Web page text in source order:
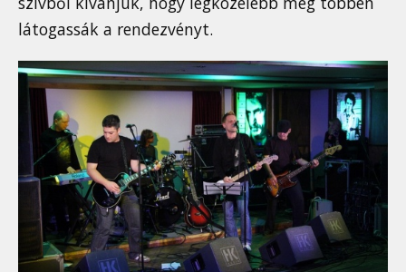
látogassák a rendezvényt.